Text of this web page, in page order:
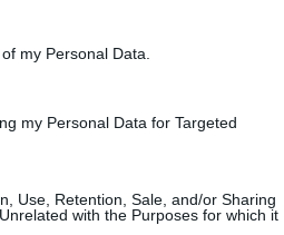
my Personal Data.
my Personal Data for Targeted
Use, Retention, Sale, and/or Sharing
with the Purposes for which it